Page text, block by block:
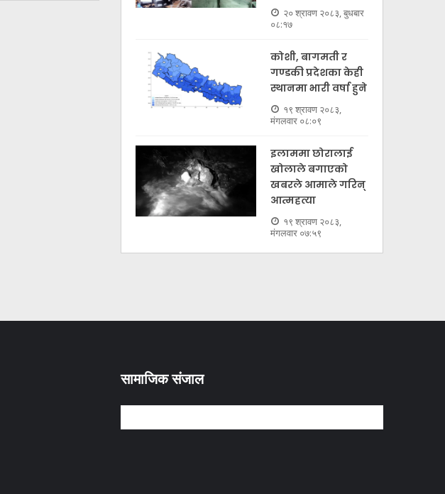
२० श्रावण २०८३, बुधबार
०८:१७
कोशी, बागमती र
गण्डकी प्रदेशका केही
स्थानमा भारी वर्षा हुने
१९ श्रावण २०८३,
मंगलवार ०८:०९
इलाममा छोरालाई
खोलाले बगाएकाे
खबरले आमाले गरिन्
आत्महत्या
१९ श्रावण २०८३,
मंगलवार ०७:५९
सामाजिक संजाल